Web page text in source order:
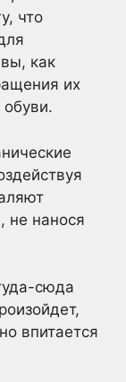
что
как
их
не нанося
сюда
впитается